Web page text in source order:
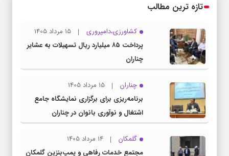
تازه ترین مطالب
کشاورزی،دامپروری
15 مرداد 1405
پرداخت ۸۵ میلیارد ریال تسهیلات به عشایر
چناران
چناران
15 مرداد 1405
برنامه‌ریزی برای برگزاری نمایشگاه جامع
اشتغال و نوآوری بانوان در چناران
گلمکان
14 مرداد 1405
مجتمع خدمات رفاهی و پمپ‌بنزین گلمکان